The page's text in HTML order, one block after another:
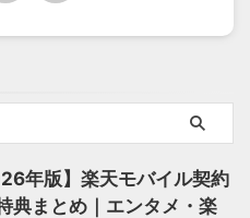
年版】楽天モバイル契約
典まとめ｜エンタメ・楽